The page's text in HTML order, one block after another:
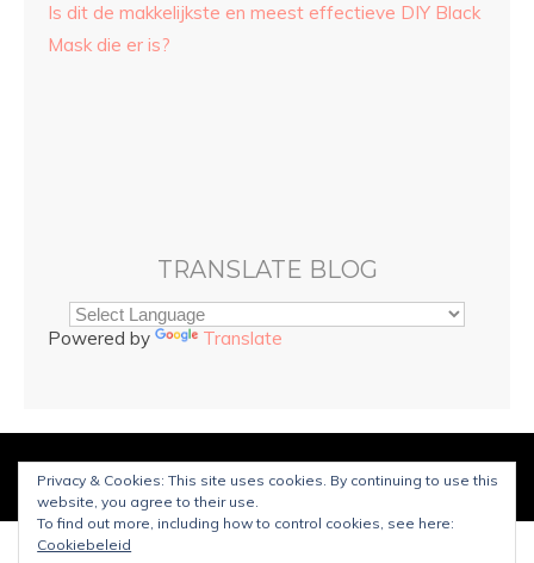
Is dit de makkelijkste en meest effectieve DIY Black
Mask die er is?
TRANSLATE BLOG
Powered by Translate
© CopyrightSarah and Beauty2025. Mogelijk gemaakt door
WordPress.Ontworpen door Bluchic
Privacy & Cookies: This site uses cookies. By continuing to use this
website, you agree to their use.
To find out more, including how to control cookies, see here:
Cookiebeleid